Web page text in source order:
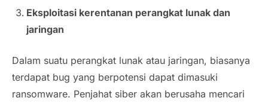
Eksploitasi kerentanan perangkat lunak dan
jaringan
Dalam suatu perangkat lunak atau jaringan, biasanya
terdapat bug yang berpotensi dapat dimasuki
ransomware. Penjahat siber akan berusaha mencari